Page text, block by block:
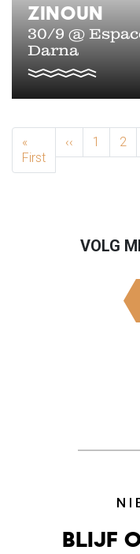
ZINOUN
30/9 @
Darna
PAGINERING
«
First First page
‹‹ Previous
1 2
VOLG
Blijf